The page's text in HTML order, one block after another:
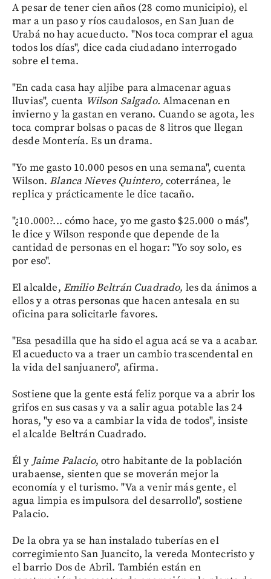
A pesar de tener cien años (28 como municipio), el
mar a un paso y ríos caudalosos, en San Juan de
Urabá no hay acueducto. "Nos toca comprar el agua
todos los días", dice cada ciudadano interrogado
sobre el tema.
"En cada casa hay aljibe para almacenar aguas
lluvias", cuenta Wilson Salgado. Almacenan en
invierno y la gastan en verano. Cuando se agota, les
toca comprar bolsas o pacas de 8 litros que llegan
desde Montería. Es un drama.
"Yo me gasto 10.000 pesos en una semana", cuenta
Wilson.Blanca Nieves Quintero, coterránea, le
replica y prácticamente le dice tacaño.
"¿10.000?... cómo hace, yo me gasto $25.000 o más",
le dice y Wilson responde que depende de la
cantidad de personas en el hogar: "Yo soy solo, es
por eso".
El alcalde, Emilio Beltrán Cuadrado, les da ánimos a
ellos y a otras personas que hacen antesala en su
oficina para solicitarle favores.
"Esa pesadilla que ha sido el agua acá se va a acabar.
El acueducto va a traer un cambio trascendental en
la vida del sanjuanero", afirma.
Sostiene que la gente está feliz porque va a abrir los
grifos en sus casas y va a salir agua potable las 24
horas, "y eso va a cambiar la vida de todos", insiste
el alcalde Beltrán Cuadrado.
Él y Jaime Palacio, otro habitante de la población
urabaense, sienten que se moverán mejor la
economía y el turismo. "Va a venir más gente, el
agua limpia es impulsora del desarrollo", sostiene
Palacio.
De la obra ya se han instalado tuberías en el
corregimiento San Juancito, la vereda Montecristo y
el barrio Dos de Abril. También están en